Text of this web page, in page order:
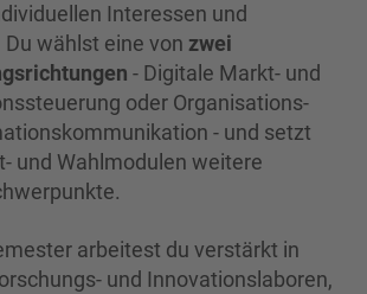
Interessen und
wählst eine von zwei
- Digitale Markt- und
oder Organisations-
- und setzt
und Wahlmodulen weitere
arbeitest du verstärkt in
und Innovationslaboren,